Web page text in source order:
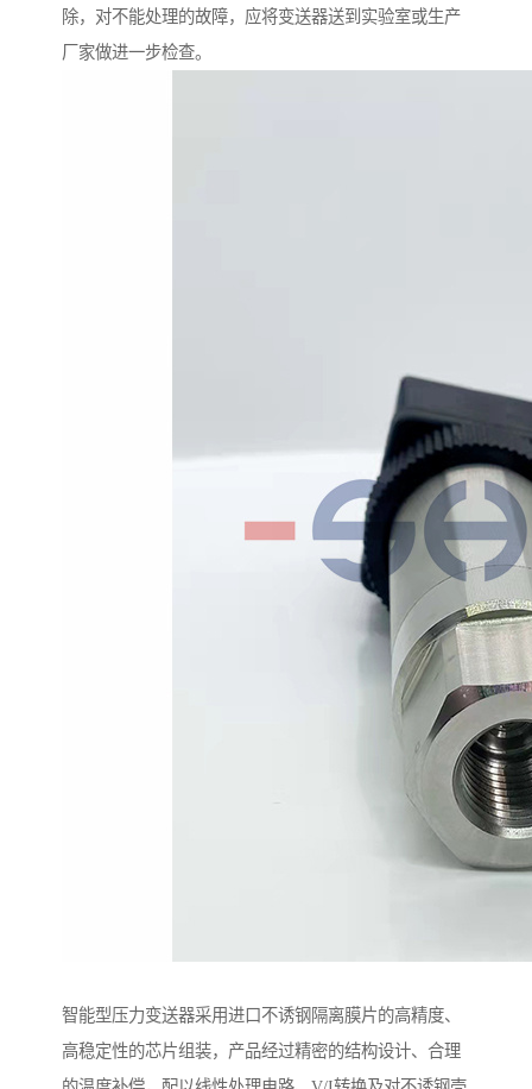
除，对不能处理的故障，应将变送器送到实验室或生产
厂家做进一步检查。
智能型压力变送器采用进口不诱钢隔离膜片的高精度、
高稳定性的芯片组装，产品经过精密的结构设计、合理